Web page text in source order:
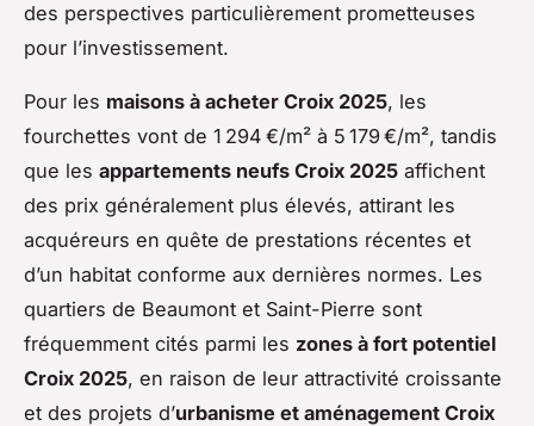
des perspectives particulièrement prometteuses
pour l’investissement.
Pour les maisons à acheter Croix 2025, les
fourchettes vont de 1 294 €/m² à 5 179 €/m², tandis
que les appartements neufs Croix 2025 affichent
des prix généralement plus élevés, attirant les
acquéreurs en quête de prestations récentes et
d’un habitat conforme aux dernières normes. Les
quartiers de Beaumont et Saint-Pierre sont
fréquemment cités parmi les zones à fort potentiel
Croix 2025, en raison de leur attractivité croissante
et des projets d’urbanisme et aménagement Croix